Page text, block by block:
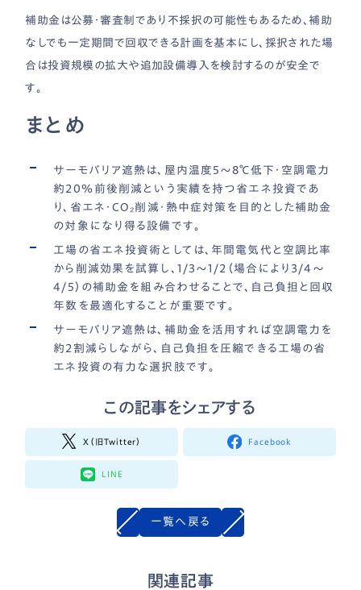
補助金は公募・審査制であり不採択の可能性もあるため、補助
なしでも一定期間で回収できる計画を基本にし、採択された場
合は投資規模の拡大や追加設備導入を検討するのが安全で
す。
まとめ
サーモバリア遮熱は、屋内温度5〜8℃低下・空調電力
約20％前後削減という実績を持つ省エネ投資であ
り、省エネ・CO₂削減・熱中症対策を目的とした補助金
の対象になり得る設備です。
工場の省エネ投資術としては、年間電気代と空調比率
から削減効果を試算し、1/3〜1/2（場合により3/4〜
4/5）の補助金を組み合わせることで、自己負担と回収
年数を最適化することが重要です。
サーモバリア遮熱は、補助金を活用すれば空調電力を
約2割減らしながら、自己負担を圧縮できる工場の省
エネ投資の有力な選択肢です。
この記事をシェアする
X（旧Twitter） Facebook
LINE
一覧へ戻る
関連記事